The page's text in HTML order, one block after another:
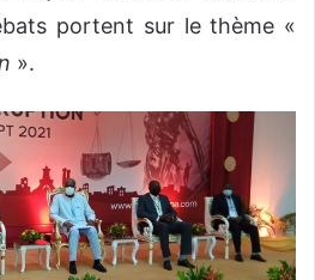
portent sur le thème «
».